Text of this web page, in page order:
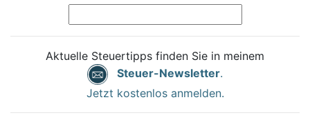
Aktuelle Steuertipps finden Sie in meinem
Steuer-Newsletter.
Jetzt kostenlos anmelden.